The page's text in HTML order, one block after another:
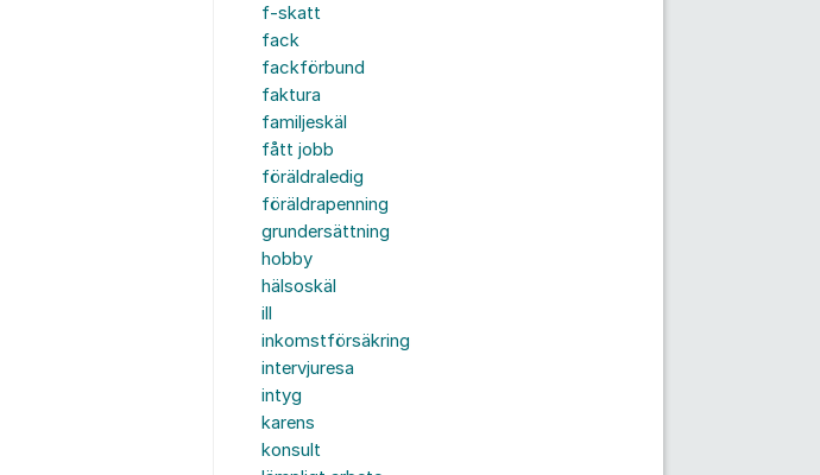
f-skatt
fack
fackförbund
faktura
familjeskäl
fått jobb
föräldraledig
föräldrapenning
grundersättning
hobby
hälsoskäl
ill
inkomstförsäkring
intervjuresa
intyg
karens
konsult